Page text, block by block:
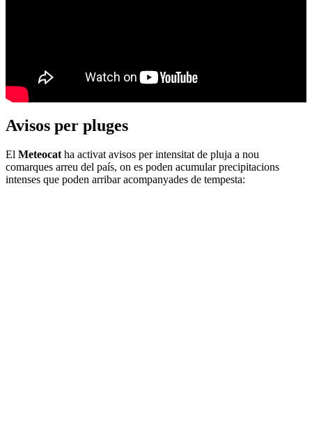
Avisos per pluges
El Meteocatha activat avisos per intensitat de pluja a nou
comarques arreu del país, on es poden acumular precipitacions
intenses que poden arribar acompanyades de tempesta: